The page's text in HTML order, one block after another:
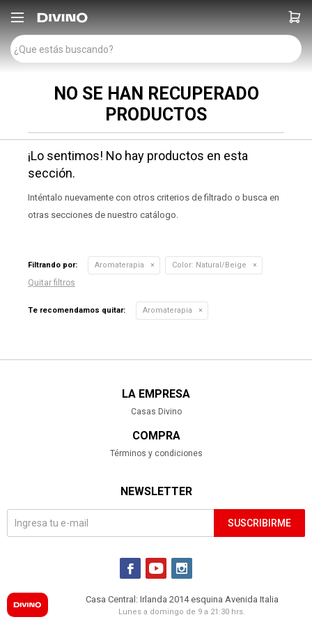

NO SE HAN RECUPERADO
PRODUCTOS
¡Lo sentimos! No hay productos en esta
sección.
Inténtalo nuevamente con otros criterios de filtrado o busca en
otras secciones de nuestro catálogo.
Filtrando por: Aromaterapia Color: Natural/Beige
Quitar filtros
Te recomendamos quitar: Aromaterapia
LA EMPRESA
Casas Divino
COMPRA
Términos y condiciones
NEWSLETTER
SUSCRIBIRME
  
Casa Central: Irlanda 2014 esquina Avenida Italia
Lunes a domingo de 9 a 21:30 hrs.